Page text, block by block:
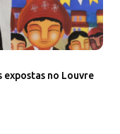
no Louvre